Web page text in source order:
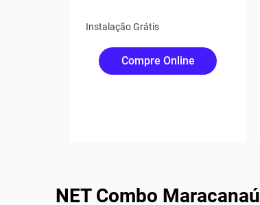
Instalação Grátis
Compre Online
NET Combo Maracanaú